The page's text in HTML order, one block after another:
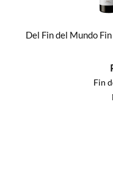
Del Fin del Mundo
Fin